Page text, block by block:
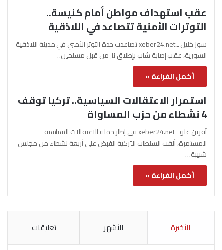
عقب استهداف مواطن أمام كنيسة..
التوترات الأمنية تتصاعد في اللاذقية
سوز خليل ـ xeber24.net تصاعدت حدة التوتر الأمني في مدينة اللاذقية
السورية، عقب إصابة شاب بإطلاق نار من قبل مسلحين…
أكمل القراءة »
استمرار الاعتقالات السياسية.. تركيا توقف
4 نشطاء من حزب المساواة
آفرين علو ـ xeber24.net في إطار حملة الاعتقالات السياسية
المستمرة، ألقت السلطات التركية القبض على أربعة نشطاء من مجلس
شبيبة…
أكمل القراءة »
الأخيرة الأشهر تعليقات